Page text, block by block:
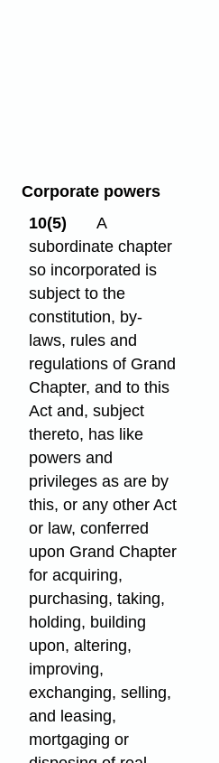
Corporate powers
10(5)
A
subordinate chapter
so incorporated is
subject to the
constitution, by-
laws, rules and
regulations of Grand
Chapter, and to this
Act and, subject
thereto, has like
powers and
privileges as are by
this, or any other Act
or law, conferred
upon Grand Chapter
for acquiring,
purchasing, taking,
holding, building
upon, altering,
improving,
exchanging, selling,
and leasing,
mortgaging or